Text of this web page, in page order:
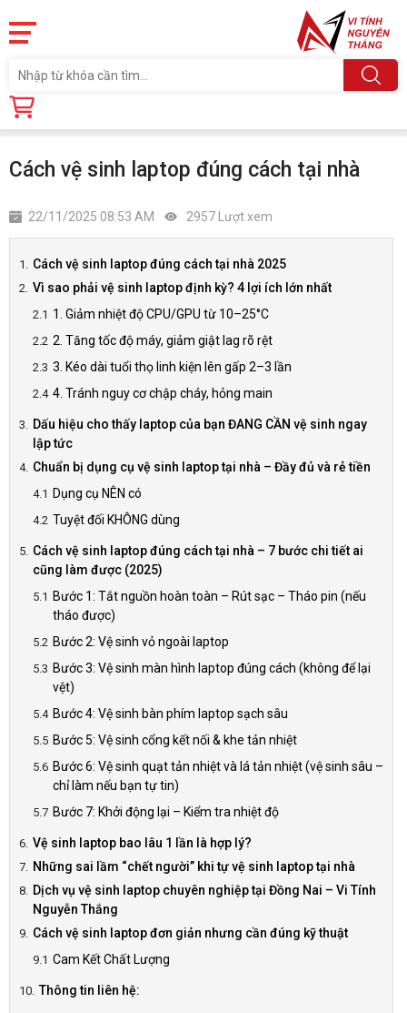
Trang chủ
Cách vệ sinh laptop đúng cách tại nhà
22/11/2025 08:53 AM 2957 Lượt xem
Cách vệ sinh laptop đúng cách tại nhà 2025
Vì sao phải vệ sinh laptop định kỳ? 4 lợi ích lớn nhất
1. Giảm nhiệt độ CPU/GPU từ 10–25°C
2. Tăng tốc độ máy, giảm giật lag rõ rệt
3. Kéo dài tuổi thọ linh kiện lên gấp 2–3 lần
4. Tránh nguy cơ chập cháy, hỏng main
Dấu hiệu cho thấy laptop của bạn ĐANG CẦN vệ sinh ngay
lập tức
Chuẩn bị dụng cụ vệ sinh laptop tại nhà – Đầy đủ và rẻ tiền
Dụng cụ NÊN có
Tuyệt đối KHÔNG dùng
Cách vệ sinh laptop đúng cách tại nhà – 7 bước chi tiết ai
cũng làm được (2025)
Bước 1: Tắt nguồn hoàn toàn – Rút sạc – Tháo pin (nếu
tháo được)
Bước 2: Vệ sinh vỏ ngoài laptop
Bước 3: Vệ sinh màn hình laptop đúng cách (không để lại
vệt)
Bước 4: Vệ sinh bàn phím laptop sạch sâu
Bước 5: Vệ sinh cổng kết nối & khe tản nhiệt
Bước 6: Vệ sinh quạt tản nhiệt và lá tản nhiệt (vệ sinh sâu –
chỉ làm nếu bạn tự tin)
Bước 7: Khởi động lại – Kiểm tra nhiệt độ
Vệ sinh laptop bao lâu 1 lần là hợp lý?
Những sai lầm “chết người” khi tự vệ sinh laptop tại nhà
Dịch vụ vệ sinh laptop chuyên nghiệp tại Đồng Nai – Vi Tính
Nguyễn Thắng
Cách vệ sinh laptop đơn giản nhưng cần đúng kỹ thuật
Cam Kết Chất Lượng
Thông tin liên hệ: